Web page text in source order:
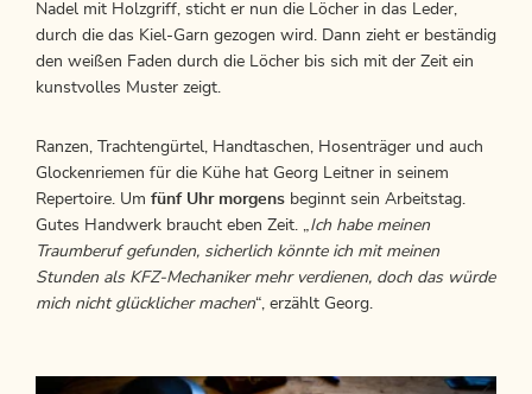
Nadel mit Holzgriff, sticht er nun die Löcher in das Leder,
durch die das Kiel-Garn gezogen wird. Dann zieht er beständig
den weißen Faden durch die Löcher bis sich mit der Zeit ein
kunstvolles Muster zeigt.
Ranzen, Trachtengürtel, Handtaschen, Hosenträger und auch
Glockenriemen für die Kühe hat Georg Leitner in seinem
Repertoire. Um fünf Uhr morgens beginnt sein Arbeitstag.
Gutes Handwerk braucht eben Zeit. „Ich habe meinen
Traumberuf gefunden, sicherlich könnte ich mit meinen
Stunden als KFZ-Mechaniker mehr verdienen, doch das würde
mich nicht glücklicher machen“, erzählt Georg.